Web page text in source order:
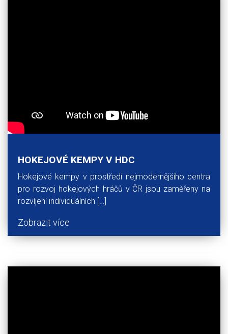
HOKEJOVÉ KEMPY V HDC
Hokejové kempy v prostředí nejmodernějšího centra
pro rozvoj hokejových hráčů v ČR jsou zaměřeny na
rozvíjení individuálních […]
Zobrazit více